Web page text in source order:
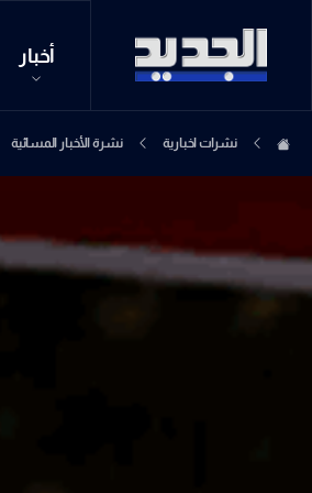
أخبار
نشرات اخبارية نشرة الأخبار المسائية